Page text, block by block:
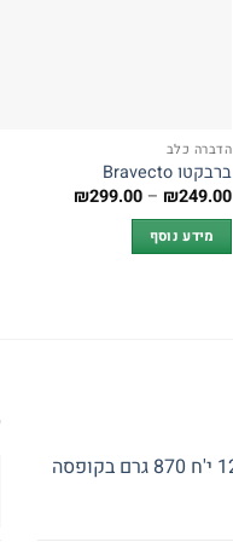
הדברה כלב
ברבקטו Bravecto
₪249.00
–
₪299.00 טווח
מידע נוסף